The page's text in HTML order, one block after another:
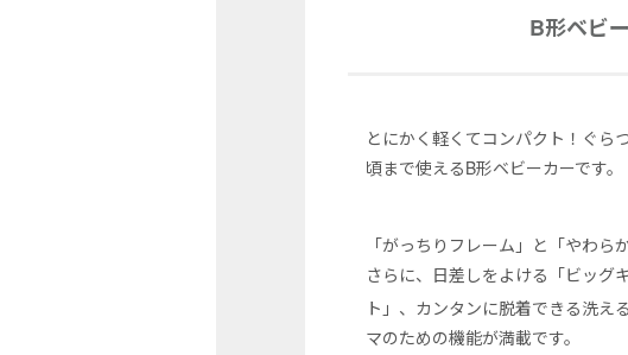
B形ベビ
とにかく軽くてコンパクト！ぐら
頃まで使えるB形ベビーカーです。
「がっちりフレーム」と「やわ
さらに、日差しをよける「ビッグ
ト」、カンタンに脱着できる洗え
マのための機能が満載です。